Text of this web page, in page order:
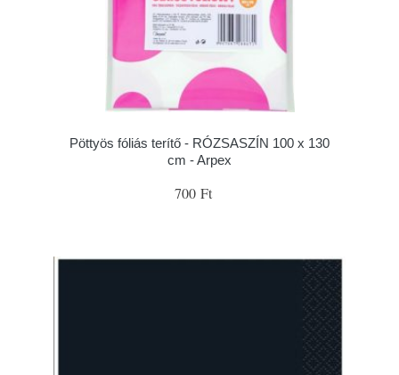
Pöttyös fóliás terítő - RÓZSASZÍN 100 x 130
cm - Arpex
700 Ft